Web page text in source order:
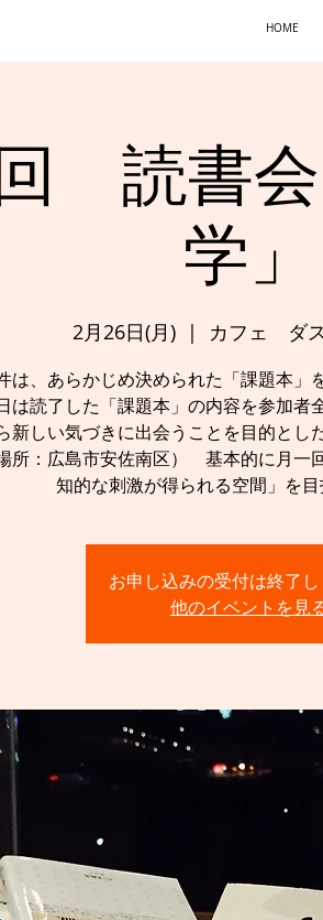
HOME
読書
学」
2月26日(月)
  |
カフェ ダ
は、あらかじめ決められた「課題本」
は読了した「課題本」の内容を参加者
新しい気づきに出会うことを目的とし
場所：広島市安佐南区） 基本的に月一
知的な刺激が得られる空間」を目
お申し込みの受付は終了し
他のイベントを見